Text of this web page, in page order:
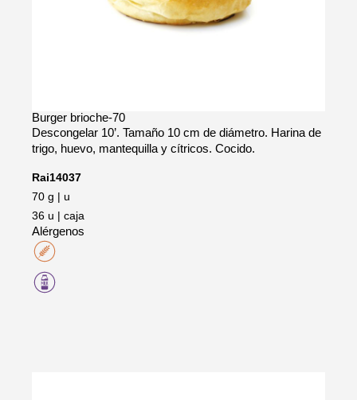
Burger brioche-70
Descongelar 10’. Tamaño 10 cm de diámetro. Harina de
trigo, huevo, mantequilla y cítricos. Cocido.
Rai14037
70 g | u
36 u | caja
Alérgenos